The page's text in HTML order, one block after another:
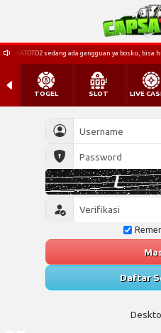
ya bosku, bisa hubungi wa +6287847434617
Daftar
TOGEL SLOT LIVE